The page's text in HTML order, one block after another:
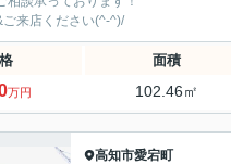
来店ください‍(^-^)/
面積
万円 102.46㎡
高知市愛宕町